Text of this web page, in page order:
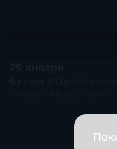
вице-премьеров